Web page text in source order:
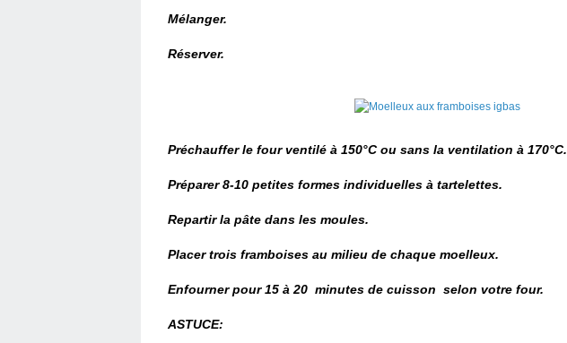
Mélanger.
Réserver.
Préchauffer le four ventilé à 150°C ou sans la ventilation à 170°C.
Préparer 8-10 petites formes individuelles à tartelettes.
Repartir la pâte dans les moules.
Placer trois framboises au milieu de chaque moelleux.
Enfourner pour 15 à 20 minutes de cuisson selon votre four.
ASTUCE: